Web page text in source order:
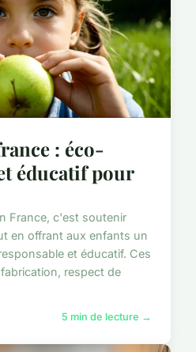
: éco-
éducatif pour
France, c'est soutenir
en offrant aux enfants un
et éducatif. Ces
respect de
5 min de lecture →